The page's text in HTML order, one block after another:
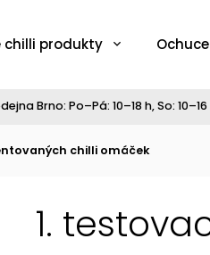
chilli produkty
Brno: Po–Pá: 10–18 h, So:
chilli omáček
1.